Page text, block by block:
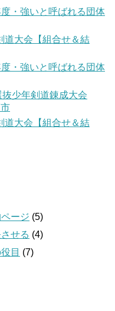
・強いと呼ばれる団体
道大会【組合せ＆結
・強いと呼ばれる団体
抜少年剣道錬成大会
道大会【組合せ＆結
ージ (5)
せる (4)
目 (7)